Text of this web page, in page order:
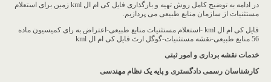
در ادامه به توضیح کامل روش تهیه و بارگذاری فایل کی ام ال kml زمین برای استعلام
مستثنیات از سازمان منابع طبیعی می پردازیم.
فایل کی ام ال kml -استعلام مستثنیات منابع طبیعی-اعتراض به رای کمیسیون ماده
56 منابع طبیعی-نقشه مستثنیات-گوگل ارث فایل کی ام ال kml
خدمات نقشه برداری و امور ثبتی
کارشناسان رسمی دادگستری و پایه یک نظام مهندسی